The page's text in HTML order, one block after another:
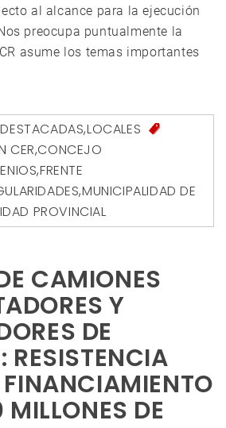
al alcance para la ejecución
preocupa puntualmente la
asume los temas importantes
DESTACADAS,LOCALES
CER,CONCEJO
,FRENTE
,MUNICIPALIDAD DE
PROVINCIAL
CAMIONES
Y
DE
RESISTENCIA
DE